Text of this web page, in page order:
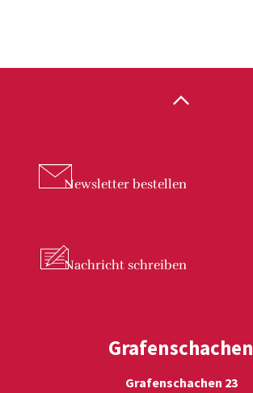
Newsletter bestellen
Nachricht schreiben
Grafenschachen
Grafenschachen 23